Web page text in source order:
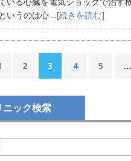
いうのは心 ...[続きを読む]
2 3 4 5 …
ニック検索